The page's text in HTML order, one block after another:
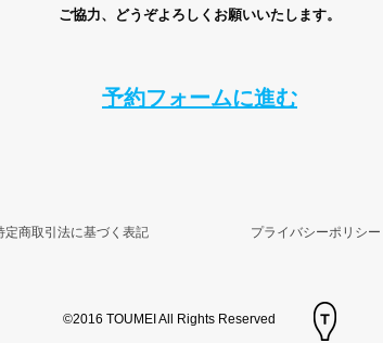
ご協力、どうぞよろしくお願いいたします。
予約フォームに進む
定商取引法に基づく表記 プライバシーポリシー
©2016 TOUMEI All Rights Reserved